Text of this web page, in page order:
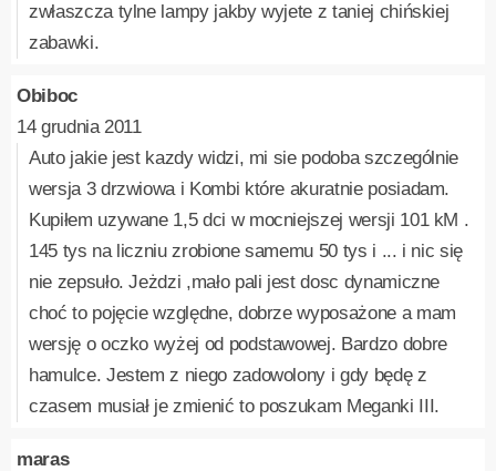
zwłaszcza tylne lampy jakby wyjete z taniej chińskiej
zabawki.
Obiboc
14 grudnia 2011
Auto jakie jest kazdy widzi, mi sie podoba szczególnie
wersja 3 drzwiowa i Kombi które akuratnie posiadam.
Kupiłem uzywane 1,5 dci w mocniejszej wersji 101 kM .
145 tys na liczniu zrobione samemu 50 tys i ... i nic się
nie zepsuło. Jeżdzi ,mało pali jest dosc dynamiczne
choć to pojęcie względne, dobrze wyposażone a mam
wersję o oczko wyżej od podstawowej. Bardzo dobre
hamulce. Jestem z niego zadowolony i gdy będę z
czasem musiał je zmienić to poszukam Meganki III.
maras